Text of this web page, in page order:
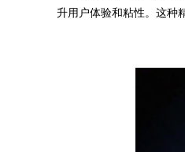
升用户体验和粘性。这种